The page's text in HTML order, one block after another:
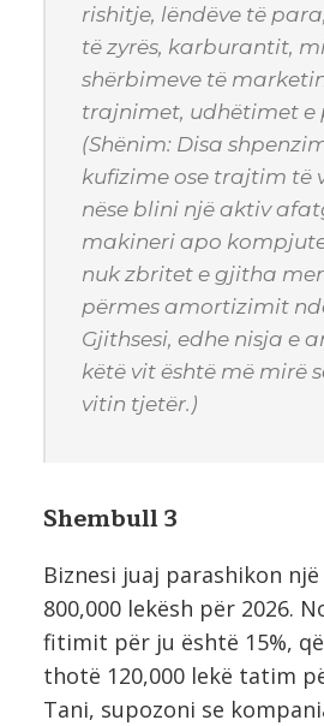
rishitje, lëndëve të
të zyrës, karburantit,
shërbimeve të
trajnimet, udhëtimet e
(Shënim: Disa
kufizime ose trajtim të
nëse blini një aktiv
makineri apo
nuk zbritet e gjitha
përmes amortizimit
Gjithsesi, edhe nisja e
këtë vit është më mirë
vitin tjetër.)
Shembull 3
Biznesi juaj parashikon
800,000 lekësh për 2026.
fitimit për ju është 15%,
thotë 120,000 lekë tatim
Tani, supozoni se